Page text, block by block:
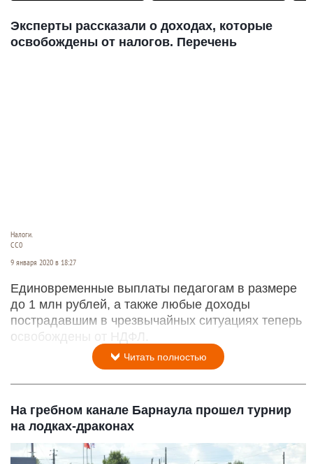
Эксперты рассказали о доходах, которые
освобождены от налогов. Перечень
Налоги.
СС0
9 января 2020 в 18:27
Единовременные выплаты педагогам в размере
до 1 млн рублей, а также любые доходы
пострадавшим в чрезвычайных ситуациях теперь
освобождены от НДФЛ.
Читать полностью
На гребном канале Барнаула прошел турнир
на лодках-драконах